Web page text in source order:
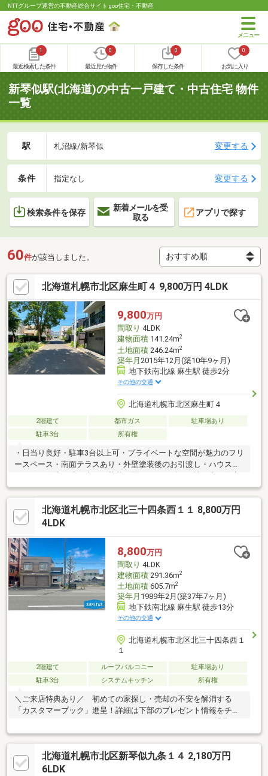
NTTグループ運営の不動産総合サイト goo住宅・不動産
1
最近検索した条件
0
最近見た物件
0
保存した条件
0
お気に入り
新琴似駅(北海道)の中古一戸建て・中古住宅 物件
一覧
駅 札沼線/新琴似 変更する
条件 指定なし 変更する
検索条件を保存
新着メールを受
取る
アプリで探す
60件が該当しました。
北海道札幌市北区麻生町４ 9,800万円 4LDK
9,800万円
間取り 4LDK
建物面積141.24m2
土地面積246.24m2
築年月 2015年12月(築10年9ヶ月)
地下鉄南北線 麻生駅 徒歩2分
その他の交通
北海道札幌市北区麻生町４
2階建て 都市ガス
駐車場あり
駐車3台
所有権
・日当り良好・駐車3台以上可・プライベートな空間が魅力のフリ
ースペース・南面テラスあり・外壁塗装後のお引渡し・ハウスク
その居住スペースは地下鉄至近の住環境であることを忘れさせて
しまう程快適な居住空間となっております
北海道札幌市北区北三十四条西１１ 8,800万円
4LDK
8,800万円
間取り 4LDK
建物面積291.36m2
土地面積605.7m2
築年月 1989年2月(築37年7ヶ月)
地下鉄南北線 麻生駅 徒歩13分
その他の交通
北海道札幌市北区北三十四条西１
１
2階建て ルーフバルコニー
駐車場あり
駐車3台
システムキッチン 所有権
＼ご来店特典あり／ 初めての家探し・売却の不安を解消する
「カスタマーブック」進呈！詳細は下部のプレゼント情報をチェ
条西11丁目』のオススメＰＯＩＮＴ！・…━━━☆・…
━━━☆・…━━━☆・…━━━☆■ＪＲ札沼線「新川」「新琴
似」・地下鉄南北線「麻生」まで徒歩圏内のトリプルアクセルの
好立地！！■１階事務所、２階が居住スペースです。■敷地内には
北海道札幌市北区新琴似九条１４ 2,180万円
6LDK